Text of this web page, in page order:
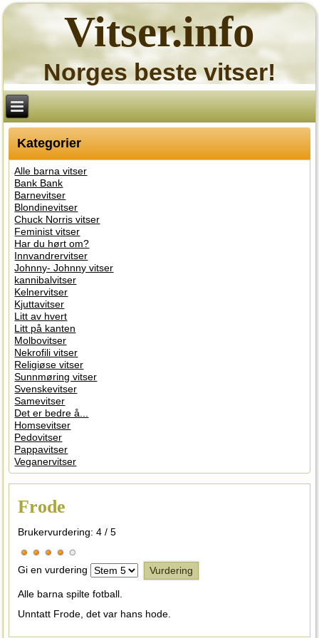
Vitser.info
Norges beste vitser!
Kategorier
Alle barna vitser
Bank Bank
Barnevitser
Blondinevitser
Chuck Norris vitser
Feminist vitser
Har du hørt om?
Innvandrervitser
Johnny- Johnny vitser
kannibalvitser
Kelnervitser
Kjuttavitser
Litt av hvert
Litt på kanten
Molbovitser
Nekrofili vitser
Religiøse vitser
Sunnmøring vitser
Svenskevitser
Samevitser
Det er bedre å...
Homsevitser
Pedovitser
Pappavitser
Veganervitser
Frode
Brukervurdering:4 /5
Gi en vurdering
Alle barna spilte fotball.
Unntatt Frode, det var hans hode.